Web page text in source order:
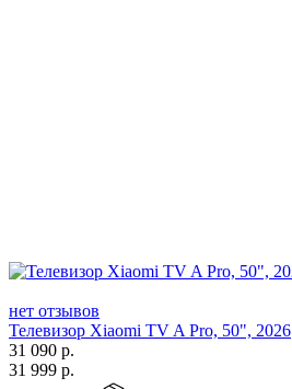
нет отзывов
Телевизор Xiaomi TV A Pro, 50", 2026
31 090 р.
31 999 р.